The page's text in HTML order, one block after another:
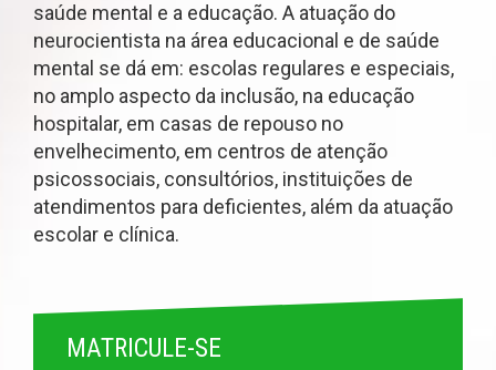
saúde mental e a educação. A atuação do
neurocientista na área educacional e de saúde
mental se dá em: escolas regulares e especiais,
no amplo aspecto da inclusão, na educação
hospitalar, em casas de repouso no
envelhecimento, em centros de atenção
psicossociais, consultórios, instituições de
atendimentos para deficientes, além da atuação
escolar e clínica.
MATRICULE-SE